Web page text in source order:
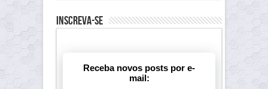
Inscreva-se
Receba novos posts por e-
mail: